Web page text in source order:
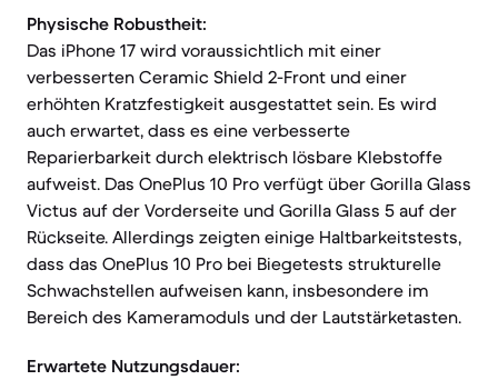
Physische Robustheit:
Das iPhone 17 wird voraussichtlich mit einer
verbesserten Ceramic Shield 2-Front und einer
erhöhten Kratzfestigkeit ausgestattet sein. Es wird
auch erwartet, dass es eine verbesserte
Reparierbarkeit durch elektrisch lösbare Klebstoffe
aufweist. Das OnePlus 10 Pro verfügt über Gorilla Glass
Victus auf der Vorderseite und Gorilla Glass 5 auf der
Rückseite. Allerdings zeigten einige Haltbarkeitstests,
dass das OnePlus 10 Pro bei Biegetests strukturelle
Schwachstellen aufweisen kann, insbesondere im
Bereich des Kameramoduls und der Lautstärketasten.
Erwartete Nutzungsdauer: